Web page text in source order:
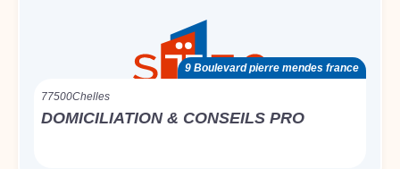
9 Boulevard pierre mendes france
77500Chelles
DOMICILIATION & CONSEILS PRO